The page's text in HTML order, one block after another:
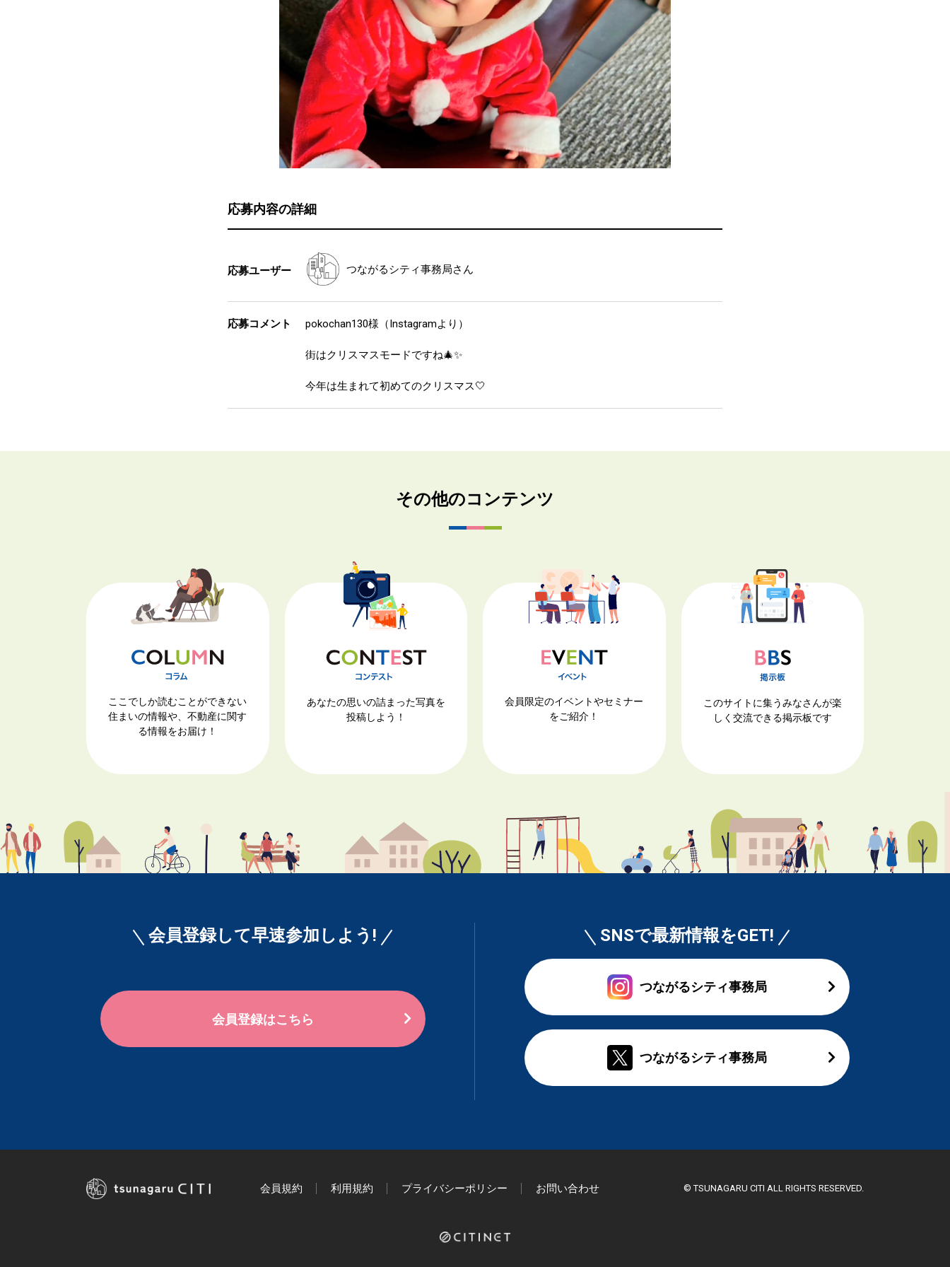
応募内容の詳細
応募ユーザー つながるシティ事務局さん
応募コメント pokochan130様（Instagramより）
街はクリスマスモードですね🎄✨
今年は生まれて初めてのクリスマス🤍
その他のコンテンツ
ここでしか読むことができない
住まいの情報や、不動産に関す
る情報をお届け！
あなたの思いの詰まった写真を
投稿しよう！
会員限定のイベントやセミナー
をご紹介！
このサイトに集うみなさんが楽
しく交流できる掲示板です
会員登録して早速参加しよう!
会員登録はこちら
SNSで最新情報をGET!
つながるシティ事務局
つながるシティ事務局
会員規約 利用規約 プライバシーポリシー お問い合わせ © TSUNAGARU CITI ALL RIGHTS RESERVED.